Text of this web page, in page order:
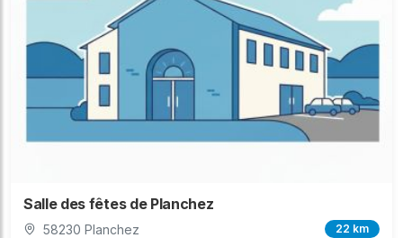
Salle des fêtes de Planchez
58230 Planchez 22 km